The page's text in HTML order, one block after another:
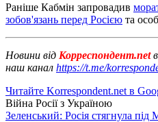
Раніше Кабмін запровадив
зобов'язань перед Росією та
Новини від Корреспондент.net
наш канал https://t.me/
Читайте Korrespondent.net в
Війна Росії з Україною
Зеленський: Росія стягнула